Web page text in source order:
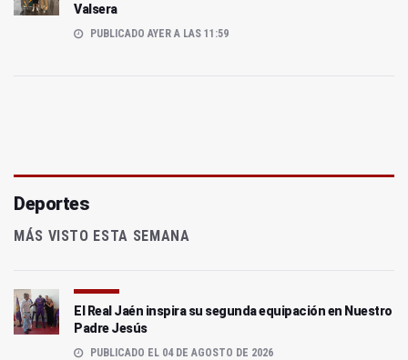
Valsera
PUBLICADO AYER A LAS 11:59
Deportes
MÁS VISTO ESTA SEMANA
El Real Jaén inspira su segunda equipación en Nuestro
Padre Jesús
PUBLICADO EL 04 DE AGOSTO DE 2026